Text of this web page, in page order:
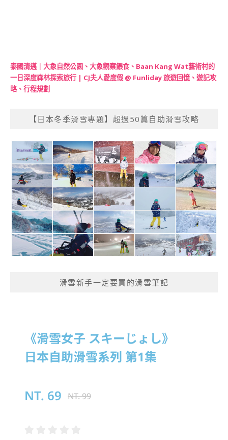
泰國清邁｜大象自然公園、大象觀察餵食、Baan Kang Wat藝術村的
一日深度森林探索旅行 | CJ夫人愛度假 @ Funliday 旅遊回憶、遊記攻
略、行程規劃
【日本冬季滑雪專題】超過50篇自助滑雪攻略
滑雪新手一定要買的滑雪筆記